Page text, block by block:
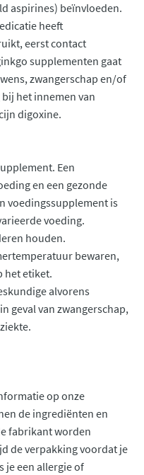
aspirines) beïnvloeden.
heeft
eerst contact
supplementen gaat
zwangerschap en/of
het innemen van
digoxine.
Een
en een gezonde
voedingssupplement is
voeding.
houden.
bewaren,
het etiket.
alvorens
geval van zwangerschap,
op onze
de ingrediënten en
fabrikant worden
de verpakking voordat je
je een allergie of